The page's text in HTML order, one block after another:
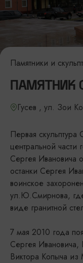
Памятники и
ПАМЯТНИК
Гусев , ул. Зои
Первая
центральной
Сергея Ивановича
останки Сергея
воинское
ул.Ю.Смирнова, где
виде гранитной
7 мая 2010 года
Сергея Ивановича,
Виктора Копыча из